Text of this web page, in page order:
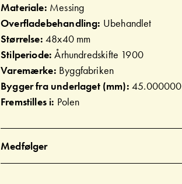
Materiale: Messing
Overfladebehandling: Ubehandlet
Størrelse: 48x40 mm
Stilperiode:Århundredskifte 1900
Varemærke: Byggfabriken
Bygger fra underlaget (mm):45.000000
Fremstilles i: Polen
Medfølger